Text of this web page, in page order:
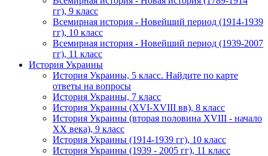
гг), 9 класс
Всемирная история - Новейший период (1914-1939
гг), 10 класс
Всемирная история - Новейший период (1939-2007
гг), 11 класс
История Украины
История Украины, 5 класс. Найдите по карте
ответы на вопросы
История Украины, 7 класс
История Украины (XVI-XVIII вв), 8 класс
История Украины (вторая половина XVIII - начало
XX века), 9 класс
История Украины (1914-1939 гг), 10 класс
История Украины (1939 - 2005 гг), 11 класс